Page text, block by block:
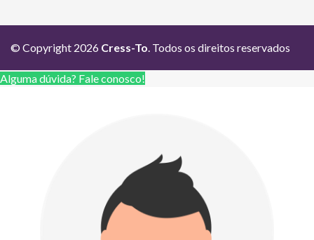
© Copyright 2026 Cress-To. Todos os direitos reservados
Alguma dúvida? Fale conosco!